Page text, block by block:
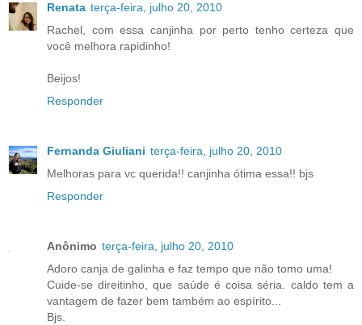
Renata terça-feira, julho 20, 2010
Rachel, com essa canjinha por perto tenho certeza que
você melhora rapidinho!
Beijos!
Responder
Fernanda Giuliani terça-feira, julho 20, 2010
Melhoras para vc querida!! canjinha ótima essa!! bjs
Responder
Anônimo terça-feira, julho 20, 2010
Adoro canja de galinha e faz tempo que não tomo uma!
Cuide-se direitinho, que saúde é coisa séria. caldo tem a
vantagem de fazer bem também ao espírito...
Bjs.